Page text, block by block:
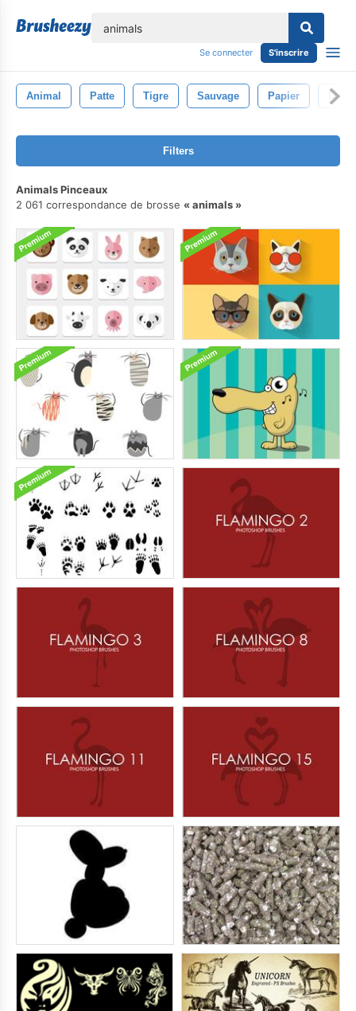
Se connecter S'inscrire
Animal Patte Tigre Sauvage Papier
Filters
Animals Pinceaux
2 061 correspondance de brosse
animals